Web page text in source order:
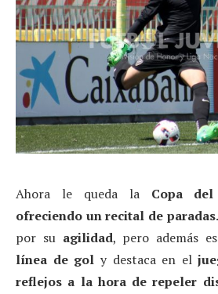
Ahora le queda la Copa
ofreciendo un recital de paradas
por su agilidad, pero además es
línea de gol y destaca en el
reflejos a la hora de repeler